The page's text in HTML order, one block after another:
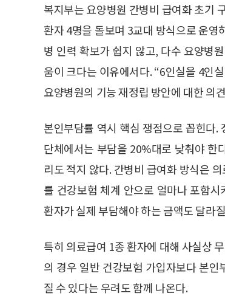
복지부는 요양병원 간병비 급여화 초기
환자 4명을 돌보며 3교대 방식으로 운영
병 인력 확보가 쉽지 않고, 다수 요양병
움이 크다는 이유에서다. “6인실을 4인
요양병원의 기능 재정립 방안에 대한 의
본인부담률 역시 핵심 쟁점으로 꼽힌다
단체에서는 부담을 20%대로 낮춰야 한
리도 적지 않다. 간병비 급여화 방식은
를 건강보험 체계 안으로 얼마나 포함
환자가 실제 부담해야 하는 금액도 달라
특히 의료급여 1종 환자에 대해 사실상
의 경우 일반 건강보험 가입자보다 본
질 수 있다는 우려도 함께 나온다.